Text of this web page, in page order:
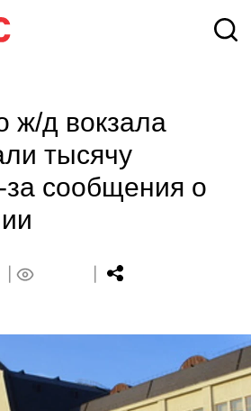
ж/д вокзала
тысячу
за сообщения о